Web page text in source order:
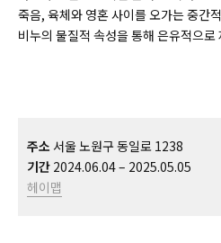
죽음, 육체와 영혼 사이를 오가는 중간
비누의 물질적 속성을 통해 은유적으로
주소 서울 노원구 동일로 1238
기간 2024.06.04 – 2025.05.05
헤이맵